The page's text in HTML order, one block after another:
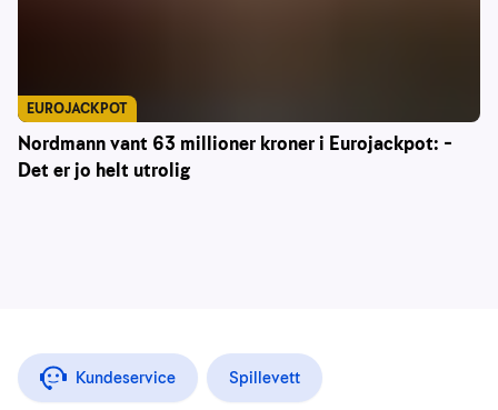
Nordmann vant 63 millioner kroner i Eurojackpot: –
Det er jo helt utrolig
EUROJACKPOT
Kundeservice Spillevett